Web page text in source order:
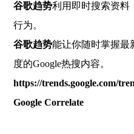
谷歌趋势利用即时搜索资料
行为。
谷歌趋势能让你随时掌握最
度的Google热搜内容。
https://trends.google.com/
Google Correlate